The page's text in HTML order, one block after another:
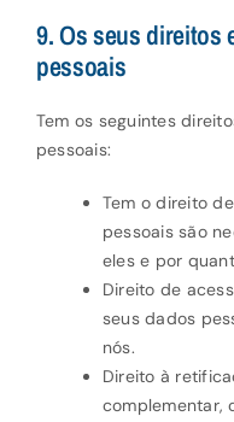
9. Os seus direitos
pessoais
Tem os seguintes
pessoais:
Tem o direito
pessoais são
eles e por
Direito de
seus dados
nós.
Direito à
complementar,